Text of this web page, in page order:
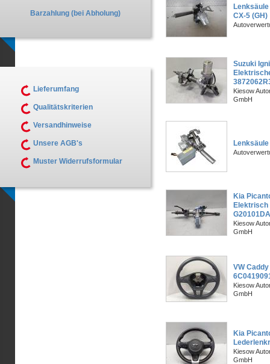
Lenksäule
CX-5 (GH)
Suzuki
Kiesow
GmbH
Lenksäule
Kia
Elektrisch
Kiesow
GmbH
VW
Kiesow
GmbH
Kia
Kiesow
GmbH
Barzahlung (bei Abholung)
Lieferumfang
Qualitätskriterien
Versandhinweise
Unsere AGB's
Muster Widerrufsformular